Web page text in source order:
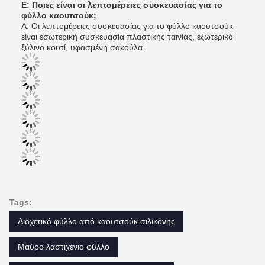
Ε: Ποιες είναι οι λεπτομέρειες συσκευασίας για το
φύλλο καουτσούκ;
Α: Οι λεπτομέρειες συσκευασίας για το φύλλο καουτσούκ
είναι εσωτερική συσκευασία πλαστικής ταινίας, εξωτερικό
ξύλινο κουτί, υφασμένη σακούλα.
Tags:
Διοχετικό φύλλο από καουτσούκ σιλικόνης
Μαύρο λαστιχένιο φύλλο